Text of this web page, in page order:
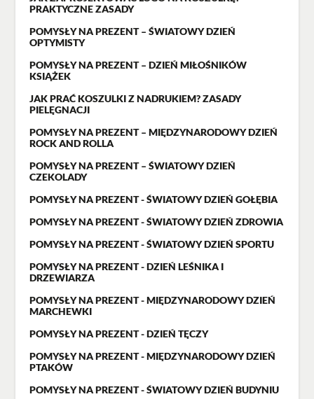
PRAKTYCZNE ZASADY
POMYSŁY NA PREZENT – ŚWIATOWY DZIEŃ
OPTYMISTY
POMYSŁY NA PREZENT – DZIEŃ MIŁOŚNIKÓW
KSIĄŻEK
JAK PRAĆ KOSZULKI Z NADRUKIEM? ZASADY
PIELĘGNACJI
POMYSŁY NA PREZENT – MIĘDZYNARODOWY DZIEŃ
ROCK AND ROLLA
POMYSŁY NA PREZENT – ŚWIATOWY DZIEŃ
CZEKOLADY
POMYSŁY NA PREZENT - ŚWIATOWY DZIEŃ GOŁĘBIA
POMYSŁY NA PREZENT - ŚWIATOWY DZIEŃ ZDROWIA
POMYSŁY NA PREZENT - ŚWIATOWY DZIEŃ SPORTU
POMYSŁY NA PREZENT - DZIEŃ LEŚNIKA I
DRZEWIARZA
POMYSŁY NA PREZENT - MIĘDZYNARODOWY DZIEŃ
MARCHEWKI
POMYSŁY NA PREZENT - DZIEŃ TĘCZY
POMYSŁY NA PREZENT - MIĘDZYNARODOWY DZIEŃ
PTAKÓW
POMYSŁY NA PREZENT - ŚWIATOWY DZIEŃ BUDYNIU